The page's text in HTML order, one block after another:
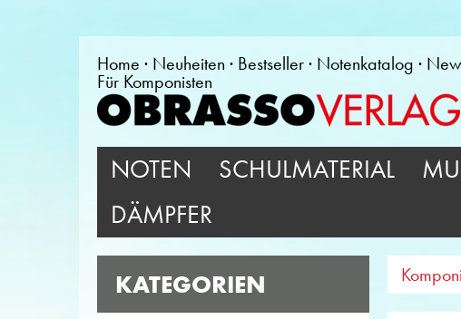
Home Neuheiten Bestseller Notenkatalog
Für Komponisten
NOTEN SCHULMATERIAL
DÄMPFER
KATEGORIEN